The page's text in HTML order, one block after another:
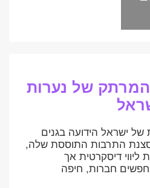
של נערות
של ישראל הידועה בגנים
התרבות התוססת שלה,
דיסקרטית אך
חברות, חיפה